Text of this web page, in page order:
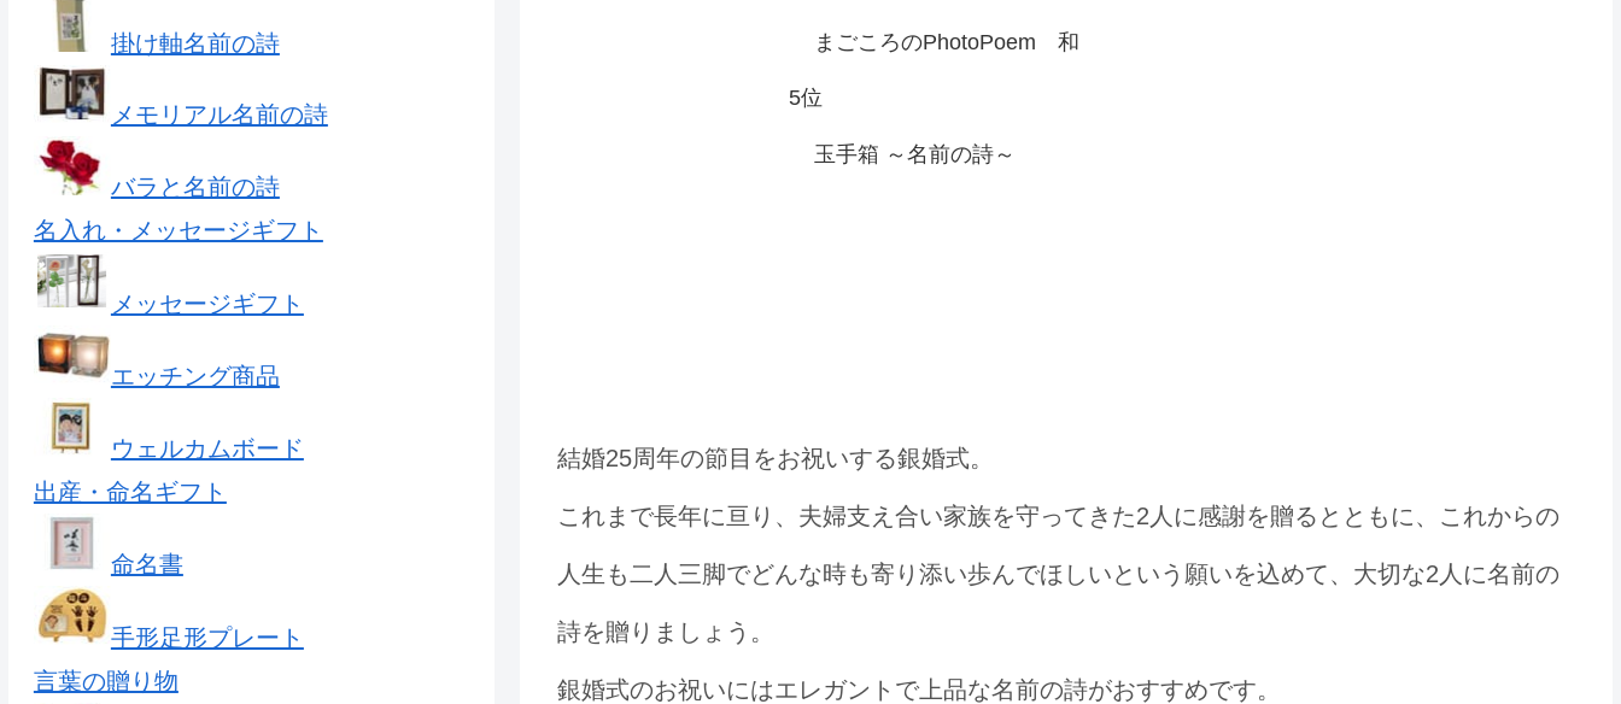
まごころのPhotoPoem 和
5位
玉手箱 ～名前の詩～
結婚25周年の節目をお祝いする銀婚式。
これまで長年に亘り、夫婦支え合い家族を守ってきた2人に感謝を贈るとともに、これからの
人生も二人三脚でどんな時も寄り添い歩んでほしいという願いを込めて、大切な2人に名前の
詩を贈りましょう。
銀婚式のお祝いにはエレガントで上品な名前の詩がおすすめです。
掛け軸名前の詩
メモリアル名前の詩
バラと名前の詩
名入れ・メッセージギフト
メッセージギフト
エッチング商品
ウェルカムボード
出産・命名ギフト
命名書
手形足形プレート
言葉の贈り物